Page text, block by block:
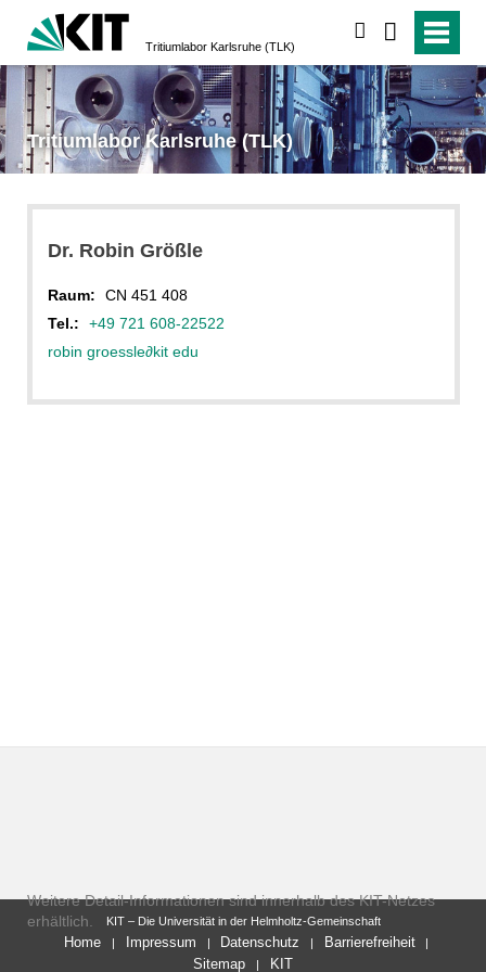
Tritiumlabor Karlsruhe (TLK)
Tritiumlabor Karlsruhe (TLK)
Dr. Robin Größle
Raum:
CN 451 408
Tel.:
+49 721 608-22522
robin groessle∂kit edu
Weitere Detail-Informationen sind innerhalb des KIT-Netzes
erhältlich.
KIT – Die Universität in der Helmholtz-Gemeinschaft
Home Impressum Datenschutz
Barrierefreiheit
Sitemap
KIT